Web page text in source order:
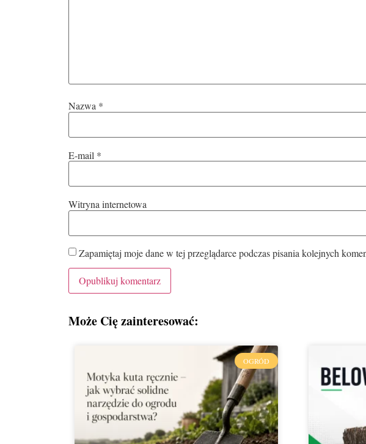
Nazwa *
E-mail *
Witryna internetowa
Zapamiętaj moje dane w tej przeglądarce podczas pisania kolejnych
Może Cię zainteresować:
OGRÓD